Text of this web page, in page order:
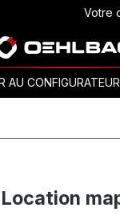
principal Votre
AU
Location